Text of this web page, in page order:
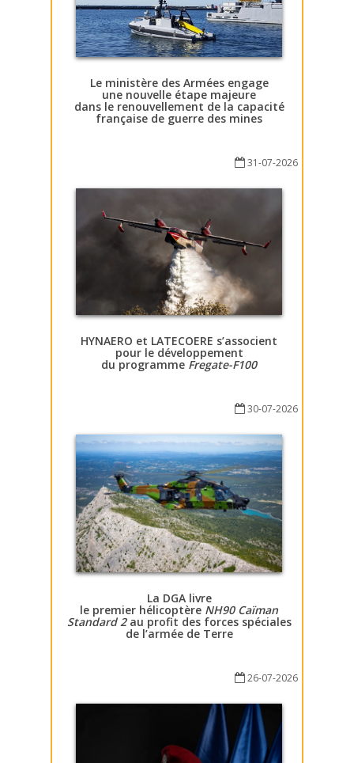
Le ministère des Armées engage
une nouvelle étape majeure
dans le renouvellement de la capacité
française de guerre des mines
31-07-2026
HYNAERO et LATECOERE s’associent
pour le développement
du programme Fregate-F100
30-07-2026
La DGA livre
le premier hélicoptère NH90 Caïman
Standard 2au profit des forces spéciales
de l’armée de Terre
26-07-2026